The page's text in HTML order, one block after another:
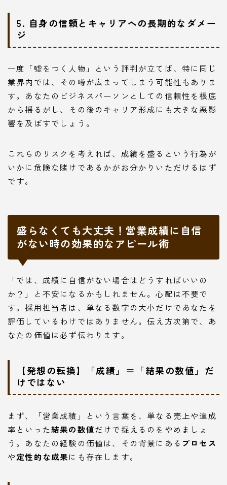
5. 自身の信頼とキャリアへの長期的なダメー
ジ
一度「嘘をつく人物」という評判が立てば、特に同じ
業界内では、その噂が広まってしまう可能性もありま
す。あなたのビジネスパーソンとしての信頼性を根底
から揺るがし、その後のキャリア形成にも大きな悪影
響を及ぼすでしょう。
これらのリスクを考えれば、成績を盛るという行為が
いかに危険な賭けであるかがお分かりいただけるはず
です。
盛らなくても大丈夫！営業成績に自信
がない時の効果的なアピール術
「では、成績に自信がない場合はどうすればいいの
か？」と不安になるかもしれません。心配は不要で
す。採用担当者は、単なる数字の大小だけであなたを
評価しているわけではありません。伝え方次第で、あ
なたの価値は必ず伝わります。
【発想の転換】「成績」＝「結果の数値」だ
けではない
まず、「営業成績」という言葉を、単なる売上や達成
率といった結果の数値だけで捉えるのをやめましょ
う。あなたの経験の価値は、その背景にある プロセス
や定性的な成果にも存在します。